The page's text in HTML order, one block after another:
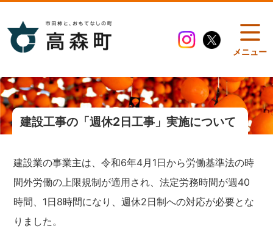
メニュー
建設工事の「週休2日工事」実施について
建設業の事業主は、令和6年4月1日から労働基準法の時
間外労働の上限規制が適用され、法定労務時間が週40
時間、1日8時間になり、週休2日制への対応が必要とな
りました。